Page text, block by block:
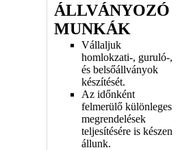
ÁLLVÁNYOZÓ
MUNKÁK
Vállaljuk
homlokzati-, guruló-,
és belsőállványok
készítését.
Az időnként
felmerülő különleges
megrendelések
teljesítésére is készen
állunk.